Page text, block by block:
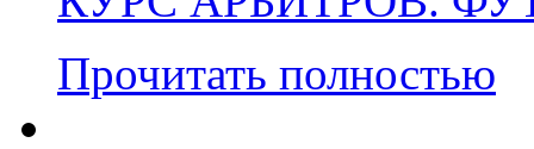
Прочитать полностью